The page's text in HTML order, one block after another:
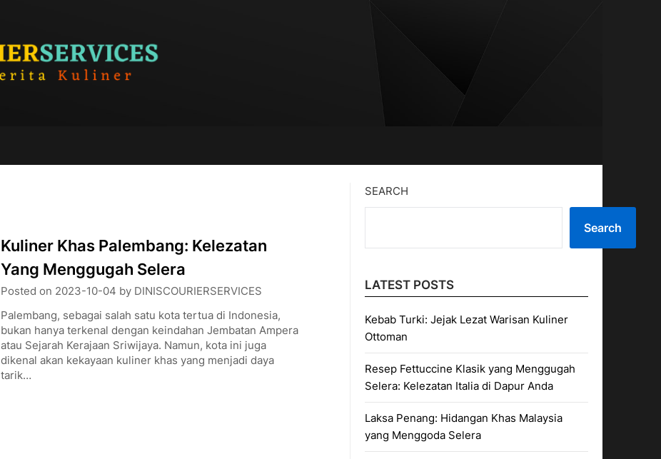
Kuliner Khas Palembang: Kelezatan
Yang Menggugah Selera
Posted on 2023-10-04 by DINISCOURIERSERVICES
Palembang, sebagai salah satu kota tertua di Indonesia,
bukan hanya terkenal dengan keindahan Jembatan Ampera
atau Sejarah Kerajaan Sriwijaya. Namun, kota ini juga
dikenal akan kekayaan kuliner khas yang menjadi daya
tarik…
SEARCH
Search
LATEST POSTS
Kebab Turki: Jejak Lezat Warisan Kuliner
Ottoman
Resep Fettuccine Klasik yang Menggugah
Selera: Kelezatan Italia di Dapur Anda
Laksa Penang: Hidangan Khas Malaysia
yang Menggoda Selera